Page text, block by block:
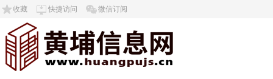
收藏 快捷访问 微信订阅